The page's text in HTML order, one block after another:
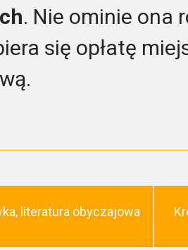
. Nie ominie ona
się opłatę
literatura obyczajowa